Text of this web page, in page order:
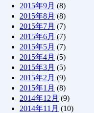
2015年9月 (8)
2015年8月 (8)
2015年7月 (7)
2015年6月 (7)
2015年5月 (7)
2015年4月 (5)
2015年3月 (5)
2015年2月 (9)
2015年1月 (8)
2014年12月 (9)
2014年11月 (10)